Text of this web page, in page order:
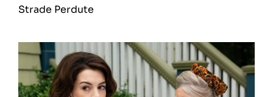
Articoli
Chi siamo
Strade Perdute